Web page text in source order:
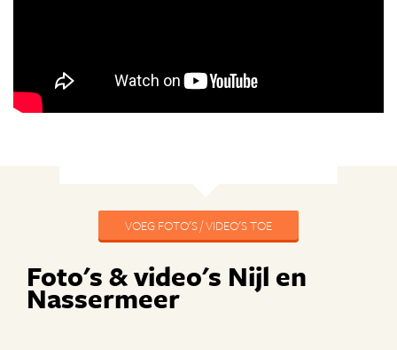
VOEG FOTO'S / VIDEO'S TOE
Foto's & video's Nijl en
Nassermeer